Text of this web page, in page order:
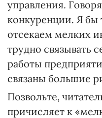
управления.
конкуренции. Я бы
отсекаем мелких
трудно связывать
работы
связаны большие
Позвольте,
причисляет к